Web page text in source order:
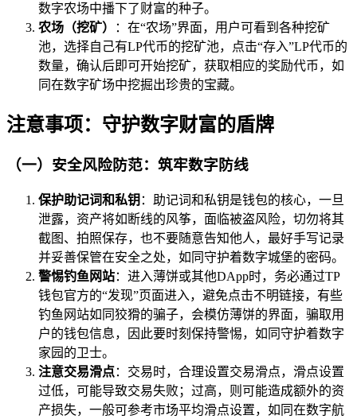
数字农场中播下了财富的种子。
农场（挖矿）
：在“农场”界面，用户可看到各种挖矿
池，选择自己有LP代币的挖矿池，点击“存入”LP代币的
数量，确认后即可开始挖矿，获取相应的奖励代币，如
同在数字矿场中挖掘出珍贵的宝藏。
注意事项：守护数字财富的盾牌
（一）安全风险防范：筑牢数字防线
保护助记词和私钥 ：助记词和私钥是钱包的核心，一旦
泄露，资产将如断线的风筝，面临被盗风险，切勿将其
截图、拍照保存，也不要随意告知他人，最好手写记录
并妥善保管在安全之处，如同守护着数字城堡的密码。
警惕钓鱼网站：进入薄饼或其他DApp时，务必通过TP
钱包官方的“发现”页面进入，避免点击不明链接，有些
钓鱼网站如同狡猾的骗子，会模仿薄饼的界面，骗取用
户的钱包信息，因此要时刻保持警惕，如同守护着数字
家园的卫士。
注意交易滑点：交易时，合理设置交易滑点，滑点设置
过低，可能导致交易失败；过高，则可能造成额外的资
产损失，一般可参考市场平均滑点设置，如同在数字航